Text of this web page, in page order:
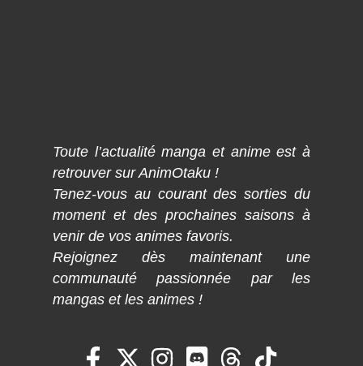
Toute l’actualité manga et anime est à
retrouver sur AnimOtaku !
Tenez-vous au courant des sorties du
moment et des prochaines saisons à
venir de vos animes favoris.
Rejoignez dès maintenant une
communauté passionnée par les
mangas et les animes !